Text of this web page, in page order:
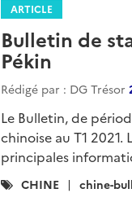
ARTICLE
Bulletin de
Pékin
Rédigé par : DG Trésor
Le Bulletin, de
chinoise au T1
principales
Catégories
CHINE chine-